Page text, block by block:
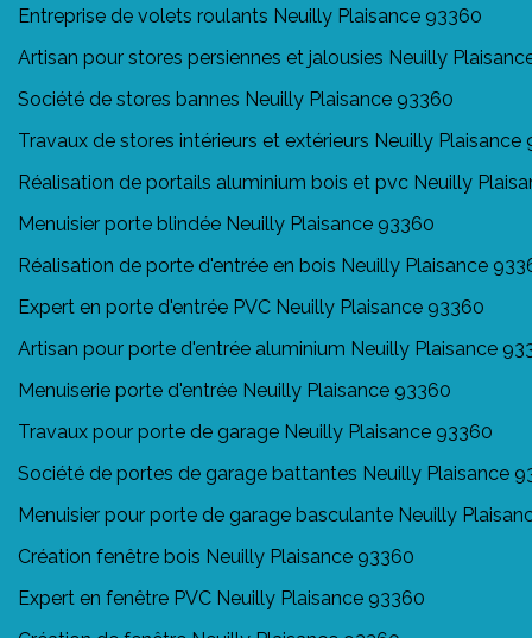
Entreprise de volets roulants Neuilly Plaisance 93360
Artisan pour stores persiennes et jalousies Neuilly
Société de stores bannes Neuilly Plaisance 93360
Travaux de stores intérieurs et extérieurs Neuilly Plaisance
Réalisation de portails aluminium bois et pvc Neuilly
Menuisier porte blindée Neuilly Plaisance 93360
Réalisation de porte d'entrée en bois Neuilly Plaisance
Expert en porte d'entrée PVC Neuilly Plaisance 93360
Artisan pour porte d'entrée aluminium Neuilly Plaisance
Menuiserie porte d'entrée Neuilly Plaisance 93360
Travaux pour porte de garage Neuilly Plaisance 93360
Société de portes de garage battantes Neuilly Plaisance
Menuisier pour porte de garage basculante Neuilly
Création fenêtre bois Neuilly Plaisance 93360
Expert en fenêtre PVC Neuilly Plaisance 93360